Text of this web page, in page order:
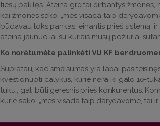
tiesų pakilęs. Ateina greitai dirbantys
kai žmonės sako: „mes visada taip
būdavau toks pankas, einantis prieš sistemą,
ateina jaunuoliai su kuriais mūsų požiūriai
Ko norėtumėte palinkėti VU KF
Supratau, kad smalsumas yra labai
kvestionuoti dalykus, kurie nėra iki galo 10-
tukui, gali būti geresnis prieš konkurentus.
kurie sako: „mes visada taip darydavome, tai